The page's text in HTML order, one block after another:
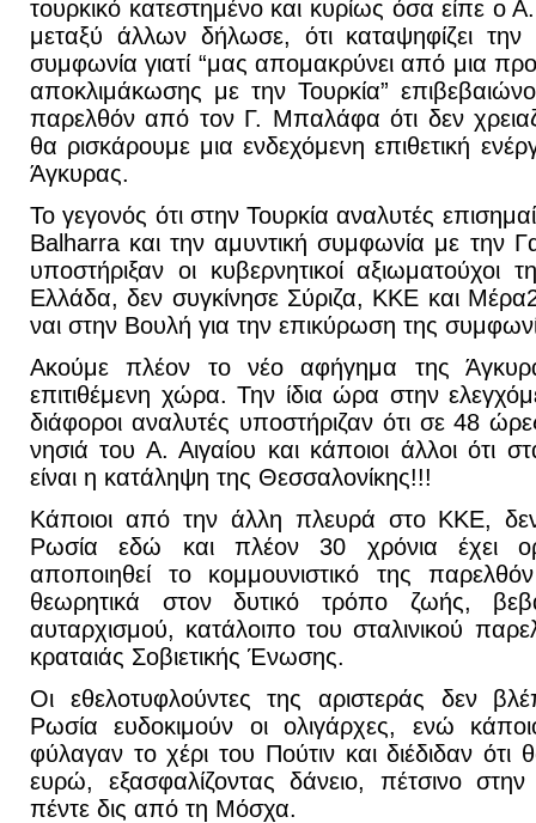
τουρκικό κατεστημένο και κυρίως όσα είπε ο
μεταξύ άλλων δήλωσε, ότι καταψηφίζει την
συμφωνία γιατί “μας απομακρύνει από μια
αποκλιμάκωσης με την Τουρκία”
παρελθόν από τον Γ. Μπαλάφα ότι δεν
θα ρισκάρουμε μια ενδεχόμενη επιθετική
Άγκυρας.
Το γεγονός ότι στην Τουρκία αναλυτές
Balharra και την αμυντική συμφωνία με την
υποστήριξαν οι κυβερνητικοί αξιωματούχοι
Ελλάδα, δεν συγκίνησε Σύριζα, ΚΚΕ και
ναι στην Βουλή για την επικύρωση της
Ακούμε πλέον το νέο αφήγημα της
επιτιθέμενη χώρα. Την ίδια ώρα στην
διάφοροι αναλυτές υποστήριζαν ότι σε 48
νησιά του Α. Αιγαίου και κάποιοι άλλοι ότι
είναι η κατάληψη της Θεσσαλονίκης!!!
Κάποιοι από την άλλη πλευρά στο ΚΚΕ,
Ρωσία εδώ και πλέον 30 χρόνια έχει
αποποιηθεί το κομμουνιστικό της
θεωρητικά στον δυτικό τρόπο ζωής,
αυταρχισμού, κατάλοιπο του σταλινικού
κραταιάς Σοβιετικής Ένωσης.
Οι εθελοτυφλούντες της αριστεράς δεν
Ρωσία ευδοκιμούν οι ολιγάρχες, ενώ
φύλαγαν το χέρι του Πούτιν και διέδιδαν
ευρώ, εξασφαλίζοντας δάνειο, πέτσινο
πέντε δις από τη Μόσχα.